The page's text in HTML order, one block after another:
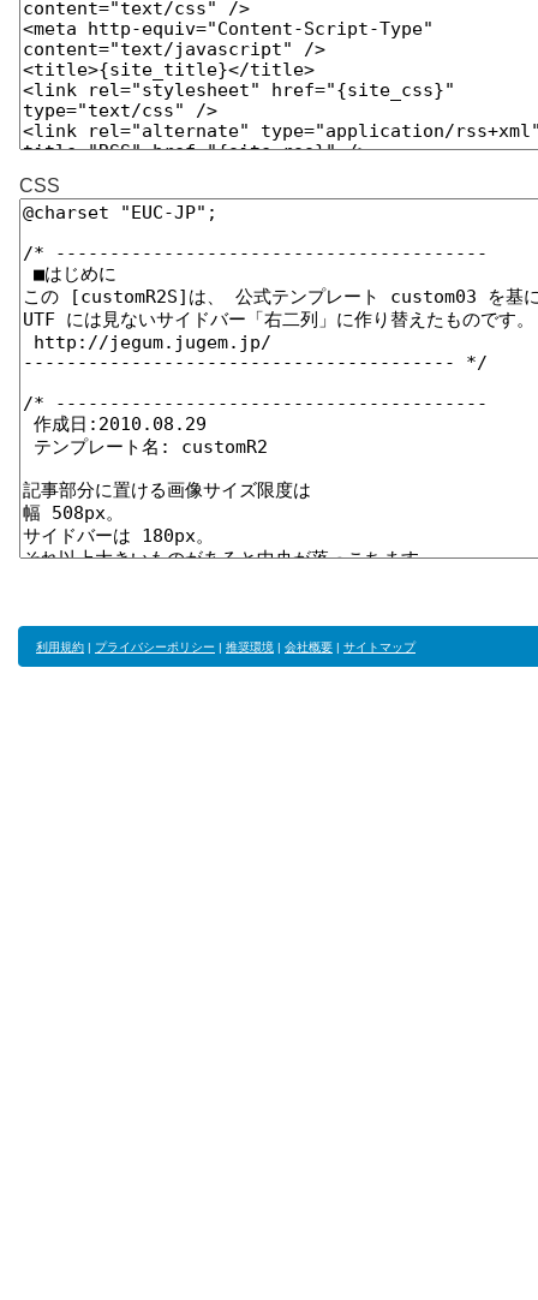
CSS
利用規約 | プライバシーポリシー | 推奨環境 | 会社概要 | サイトマップ